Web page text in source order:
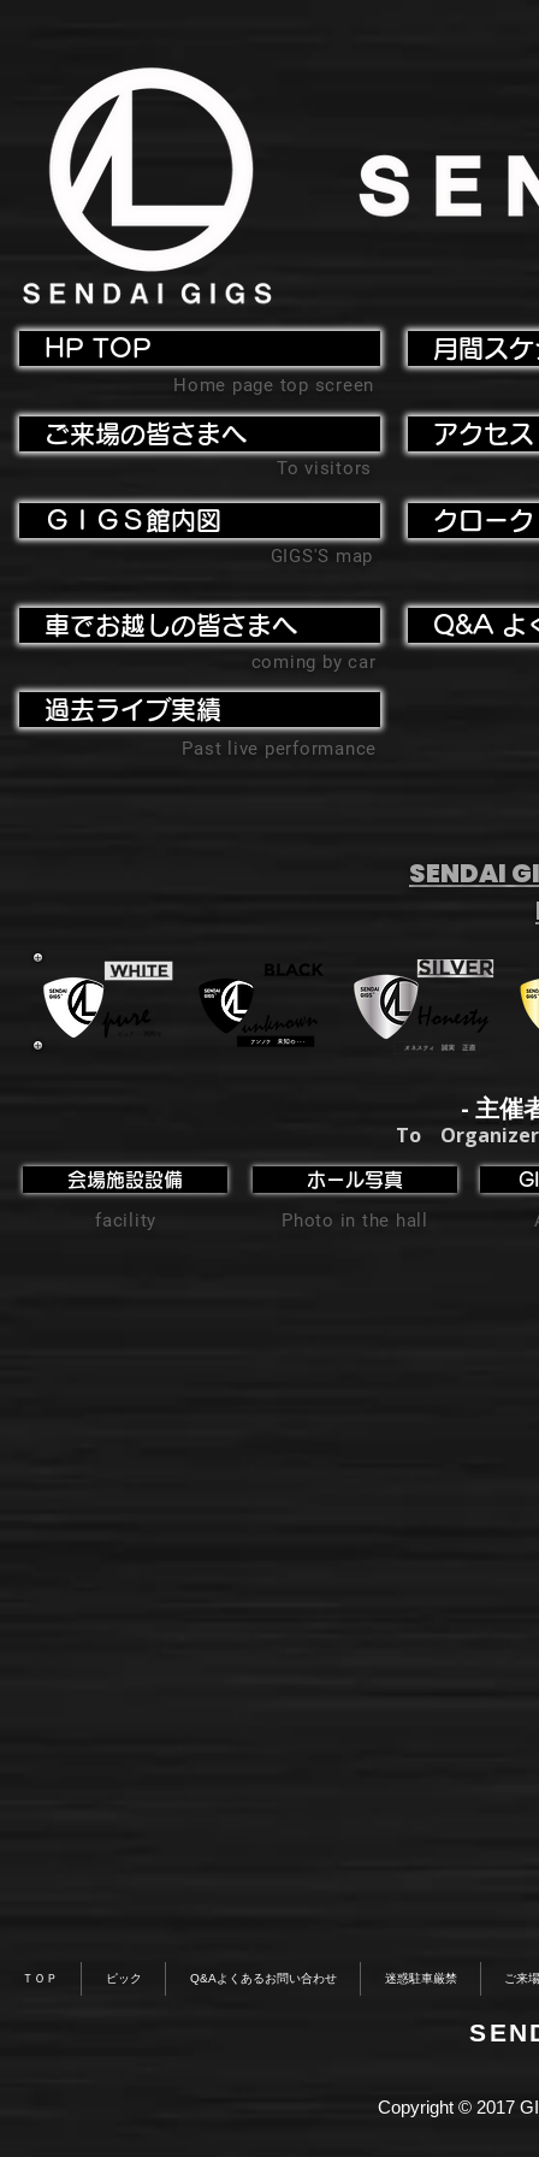
HP TOP
Home page top screen
ご来場の皆さまへ
To visitors
ＧＩＧＳ館内図
GIGS'S map
月間ス
アクセ
クローク
車でお越しの皆さまへ
coming by car
過去ライブ実績
Past live performance
Q&A よ
SENDAI
- 主催
To
会場施設設備
facility
ホール写真
Photo in the hall
ＴＯＰ ピック Q&Aよくあるお問い合わせ 迷惑駐車厳禁 ご来
Copyright © 2017